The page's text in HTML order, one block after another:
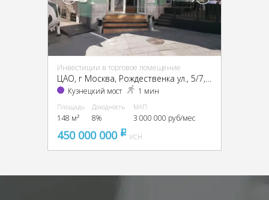
Инвестиции в торговое помещение
ЦАО, г Москва, Рождественка ул., 5/7, стр. 2
Кузнецкий мост 1 мин
Площадь
148 м²
Доходность
8%
МАП
3 000 000 руб/мес
450 000 000 pуб
УСН